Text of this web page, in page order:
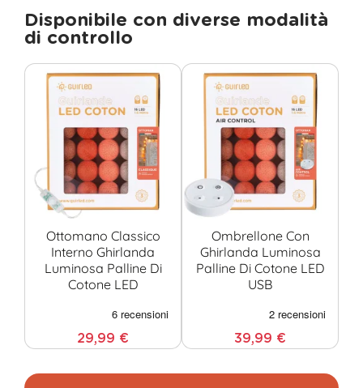
Disponibile con diverse modalità
di controllo
Ottomano Classico
Interno Ghirlanda
Luminosa Palline Di
Cotone LED
29,99 €
Ombrellone Con
Ghirlanda Luminosa
Palline Di Cotone LED
USB
39,99 €